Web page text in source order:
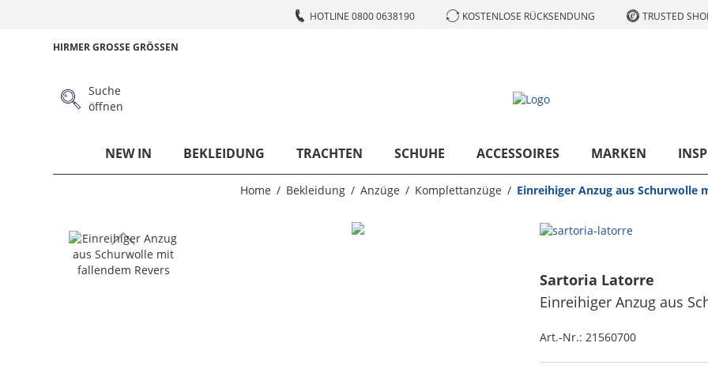
HOTLINE 0800 0638190 KOSTENLOSE RÜCKSENDUNG TRUSTED
HIRMER GROSSE GRÖSSEN
Suche
öffnen
NEW IN BEKLEIDUNG TRACHTEN SCHUHE ACCESSOIRES MARKEN
Home Bekleidung Anzüge Komplettanzüge Einreihiger Anzug aus Schurwolle
Sartoria Latorre
Einreihiger Anzug aus
Art.-Nr.: 21560700